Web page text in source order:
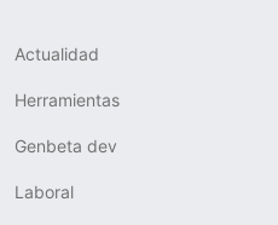
Actualidad
Herramientas
Genbeta dev
Laboral